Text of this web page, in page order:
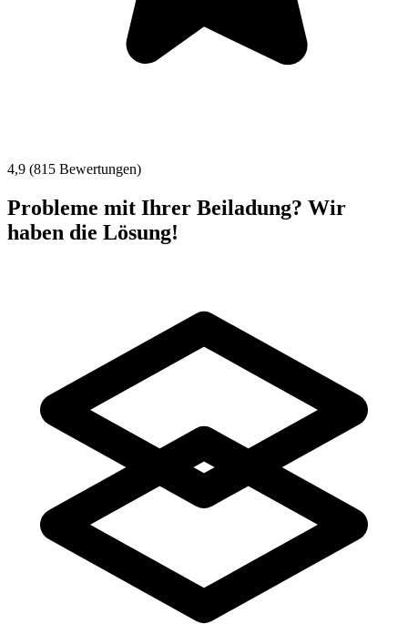
4,9 (815 Bewertungen)
Probleme mit Ihrer Beiladung? Wir
haben die Lösung!